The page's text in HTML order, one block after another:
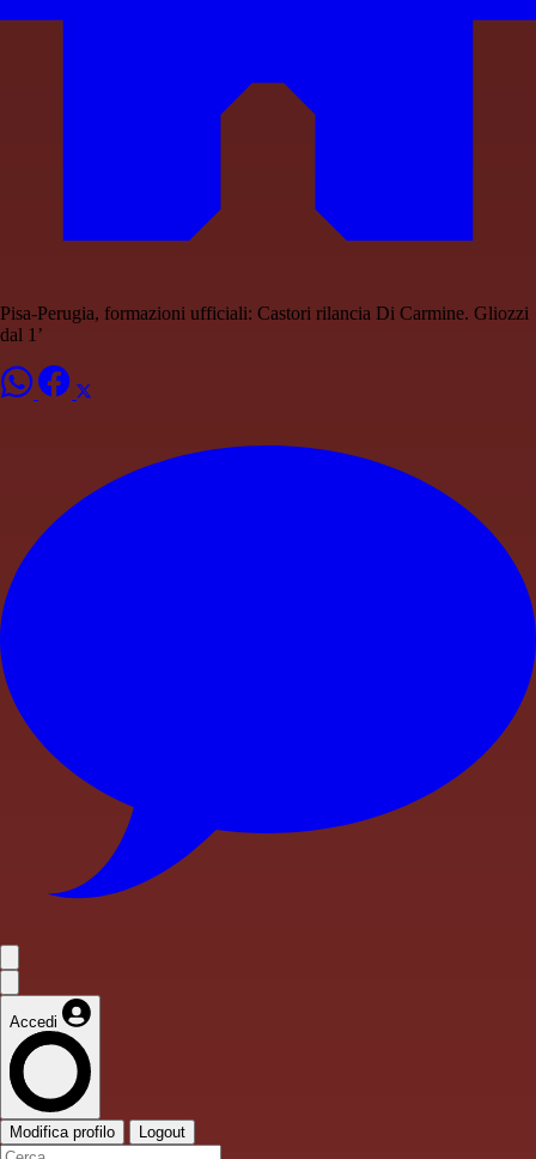
Pisa-Perugia, formazioni ufficiali: Castori rilancia Di Carmine. Gliozzi
dal 1’
Accedi
Modifica profilo Logout